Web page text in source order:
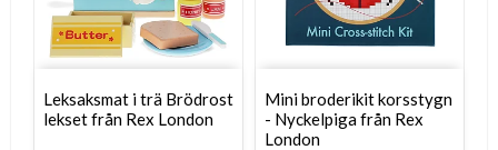
Leksaksmat i trä Brödrost
lekset från Rex London
Mini broderikit korsstygn
- Nyckelpiga från Rex
London